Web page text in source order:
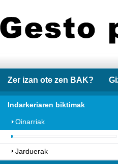
Zer izan ote zen BAK?
Indarkeriaren biktimak
Oinarriak
Jarduerak